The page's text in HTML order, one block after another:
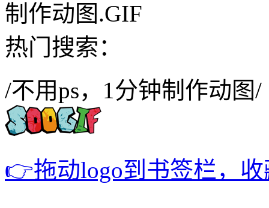
制作动图.GIF
热门搜索：
/不用ps，1分钟制作动图/
👉拖动logo到书签栏，